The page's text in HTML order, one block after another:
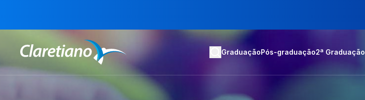
GraduaçãoPós-graduação2ª Graduação